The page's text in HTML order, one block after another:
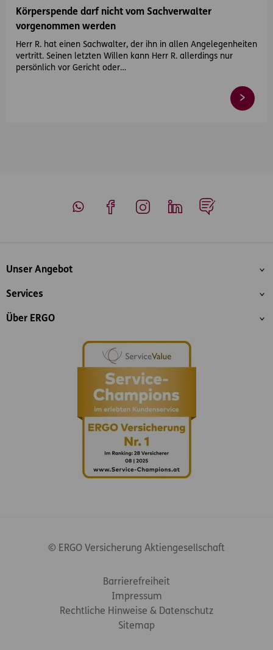
Körperspende darf nicht vom Sachverwalter
vorgenommen werden
Herr R. hat einen Sachwalter, der ihn in allen Angelegenheiten
vertritt. Seinen letzten Willen kann Herr R. allerdings nur
persönlich vor Gericht oder…
Inhaltsübersicht
Unser Angebot
Services
Über ERGO
© ERGO Versicherung Aktiengesellschaft
Barrierefreiheit
Impressum
Rechtliche Hinweise & Datenschutz
Sitemap